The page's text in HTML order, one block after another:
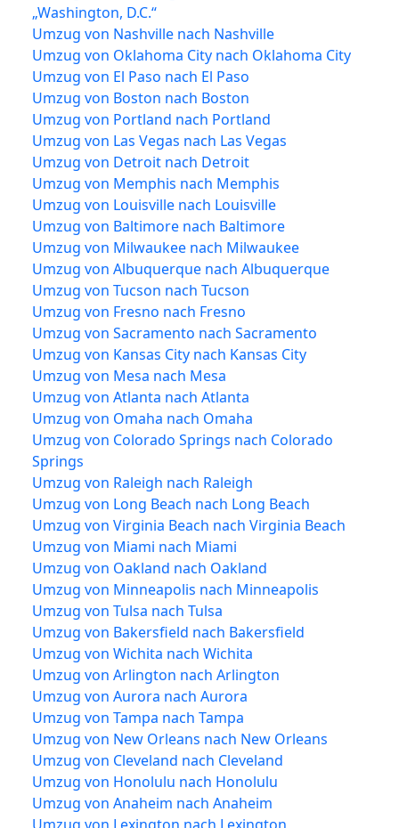
„Washington, D.C.“
Umzug von Nashville nach Nashville
Umzug von Oklahoma City nach Oklahoma City
Umzug von El Paso nach El Paso
Umzug von Boston nach Boston
Umzug von Portland nach Portland
Umzug von Las Vegas nach Las Vegas
Umzug von Detroit nach Detroit
Umzug von Memphis nach Memphis
Umzug von Louisville nach Louisville
Umzug von Baltimore nach Baltimore
Umzug von Milwaukee nach Milwaukee
Umzug von Albuquerque nach Albuquerque
Umzug von Tucson nach Tucson
Umzug von Fresno nach Fresno
Umzug von Sacramento nach Sacramento
Umzug von Kansas City nach Kansas City
Umzug von Mesa nach Mesa
Umzug von Atlanta nach Atlanta
Umzug von Omaha nach Omaha
Umzug von Colorado Springs nach Colorado
Springs
Umzug von Raleigh nach Raleigh
Umzug von Long Beach nach Long Beach
Umzug von Virginia Beach nach Virginia Beach
Umzug von Miami nach Miami
Umzug von Oakland nach Oakland
Umzug von Minneapolis nach Minneapolis
Umzug von Tulsa nach Tulsa
Umzug von Bakersfield nach Bakersfield
Umzug von Wichita nach Wichita
Umzug von Arlington nach Arlington
Umzug von Aurora nach Aurora
Umzug von Tampa nach Tampa
Umzug von New Orleans nach New Orleans
Umzug von Cleveland nach Cleveland
Umzug von Honolulu nach Honolulu
Umzug von Anaheim nach Anaheim